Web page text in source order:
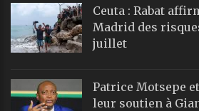
Ceuta : Rabat
Madrid des
juillet
Patrice Motsepe
leur soutien à